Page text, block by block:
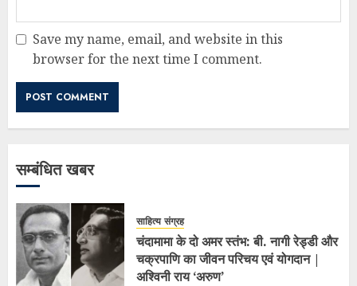
Save my name, email, and website in this
browser for the next time I comment.
सम्बंधित खबर
साहित्य संग्रह
चंदामामा के दो अमर स्तंभ: बी. नागी रेड्डी और
चक्रपाणि का जीवन परिचय एवं योगदान |
अश्विनी राय ‘अरुण’